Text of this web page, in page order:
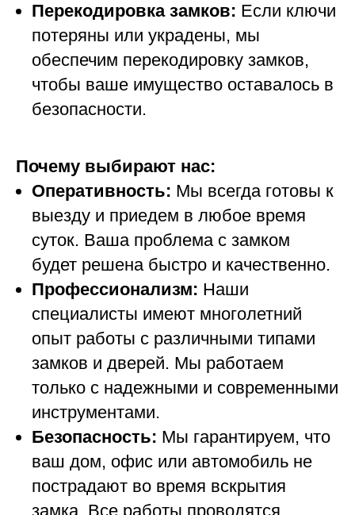
Перекодировка замков: Если ключи
потеряны или украдены, мы
обеспечим перекодировку замков,
чтобы ваше имущество оставалось в
безопасности.
Почему выбирают нас:
Оперативность: Мы всегда готовы к
выезду и приедем в любое время
суток. Ваша проблема с замком
будет решена быстро и качественно.
Профессионализм: Наши
специалисты имеют многолетний
опыт работы с различными типами
замков и дверей. Мы работаем
только с надежными и современными
инструментами.
Безопасность: Мы гарантируем, что
ваш дом, офис или автомобиль не
пострадают во время вскрытия
замка. Все работы проводятся